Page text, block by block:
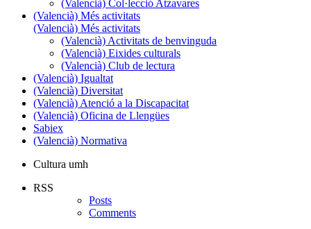
(Valencià) Col·lecció Atzavares
(Valencià) Més activitats
(Valencià) Més activitats
(Valencià) Activitats de benvinguda
(Valencià) Eixides culturals
(Valencià) Club de lectura
(Valencià) Igualtat
(Valencià) Diversitat
(Valencià) Atenció a la Discapacitat
(Valencià) Oficina de Llengües
Sabiex
(Valencià) Normativa
Cultura umh
RSS
Posts
Comments